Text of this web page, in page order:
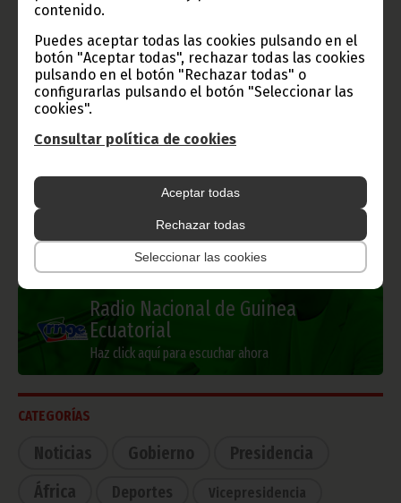
contenido.
Puedes aceptar todas las cookies pulsando en el
botón "Aceptar todas", rechazar todas las cookies
pulsando en el botón "Rechazar todas" o
configurarlas pulsando el botón "Seleccionar las
cookies".
Consultar política de cookies
Aceptar todas
Rechazar todas
Seleccionar las cookies
Gobierno e Instituciones
Información de Guinea Ecuatorial
Radio Nacional de Guinea
Ecuatorial
Haz click aquí para escuchar ahora
CATEGORÍAS
Noticias Gobierno
Presidencia
África
Deportes Vicepresidencia